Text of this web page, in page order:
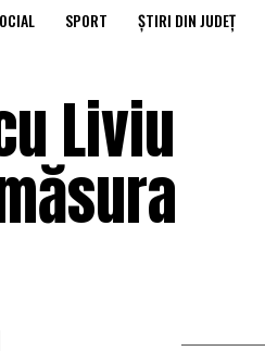
SPORT ȘTIRI DIN JUDEȚ
Liviu